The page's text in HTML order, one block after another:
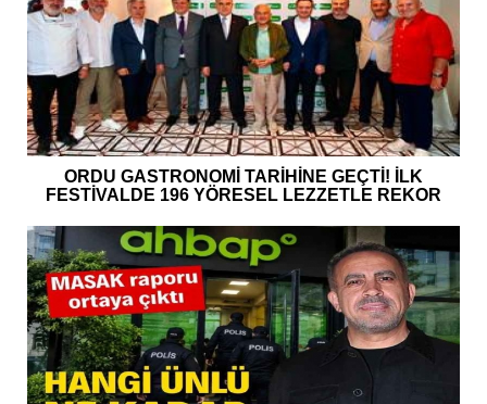
ORDU GASTRONOMİ TARİHİNE GEÇTİ! İLK
FESTİVALDE 196 YÖRESEL LEZZETLE REKOR